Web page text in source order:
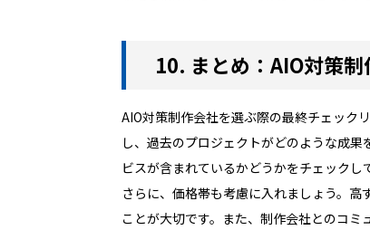
10. まとめ：AIO対策
AIO対策制作会社を選ぶ際の最終チェック
し、過去のプロジェクトがどのような成
ビスが含まれているかどうかをチェックし
さらに、価格帯も考慮に入れましょう。
ことが大切です。また、制作会社とのコミ